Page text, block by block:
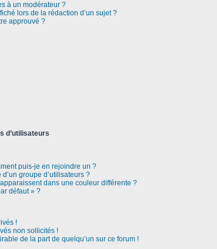
à un modérateur ?
lors de la rédaction d’un sujet ?
approuvé ?
d’utilisateurs
puis-je en rejoindre un ?
groupe d’utilisateurs ?
dans une couleur différente ?
défaut » ?
!
non sollicités !
de la part de quelqu’un sur ce forum !